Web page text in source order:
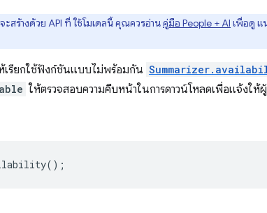
สร้างด้วย API ที่ ใช้โมเดลนี้ คุณควรอ่านคู่มือ People + AI เพื่อดู
ห้เรียกใช้ฟังก์ชันแบบไม่พร้อมกัน
ให้ตรวจสอบความคืบหน้าในการดาวน์โหลดเพื่อแจ้งให้
();